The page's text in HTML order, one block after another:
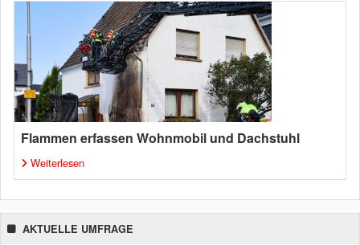
Flammen erfassen Wohnmobil und Dachstuhl
Weiterlesen
AKTUELLE UMFRAGE